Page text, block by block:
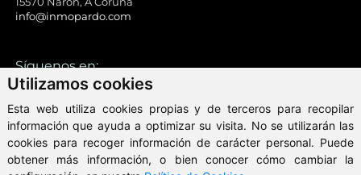
Utilizamos cookies
Esta web utiliza cookies propias y de terceros para recopilar
información que ayuda a optimizar su visita. No se utilizarán las
cookies para recoger información de carácter personal. Puede
obtener más información, o bien conocer cómo cambiar la
info@inmopardo.com
Síguenos en: